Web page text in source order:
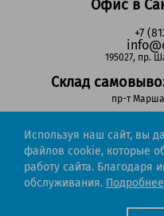
Офис в
+7
195027, пр.
Склад
пр-т
8-
(звонок
Используя наш сайт, вы
файлов cookie, которые
работу сайта. Благодаря
обслуживания.